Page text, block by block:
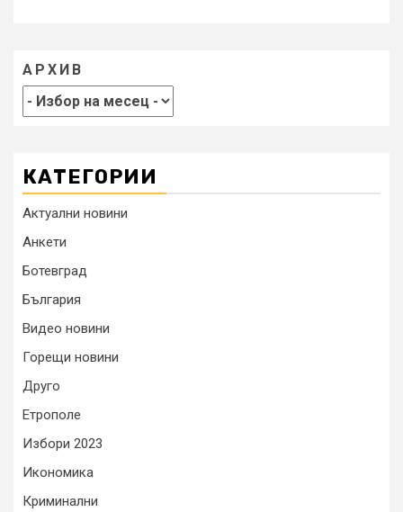
АРХИВ
КАТЕГОРИИ
Актуални новини
Анкети
Ботевград
България
Видео новини
Горещи новини
Друго
Етрополе
Избори 2023
Икономика
Криминални